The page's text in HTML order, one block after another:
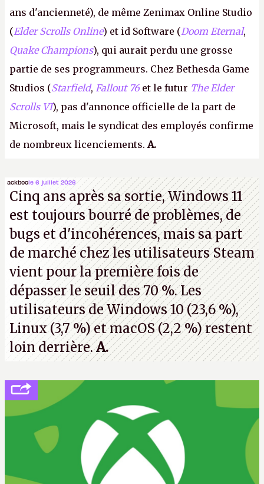
ans d'ancienneté), de même Zenimax Online Studio
(Elder Scrolls Online) et id Software (Doom Eternal,
Quake Champions), qui aurait perdu une grosse
partie de ses programmeurs. Chez Bethesda Game
Studios (Starfield, Fallout 76 et le futur The Elder
Scrolls VI), pas d'annonce officielle de la part de
Microsoft, mais le syndicat des employés confirme
de nombreux licenciements.A.
ackboole 6 juillet 2026
Cinq ans après sa sortie, Windows 11
est toujours bourré de problèmes, de
bugs et d'incohérences, mais sa part
de marché chez les utilisateurs Steam
vient pour la première fois de
dépasser le seuil des 70 %. Les
utilisateurs de Windows 10 (23,6 %),
Linux (3,7 %) et macOS (2,2 %) restent
loin derrière.A.